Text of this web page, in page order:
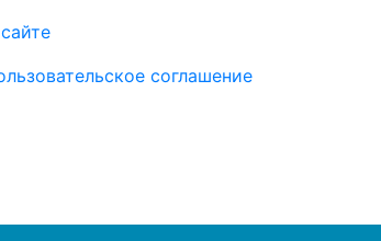
соглашение